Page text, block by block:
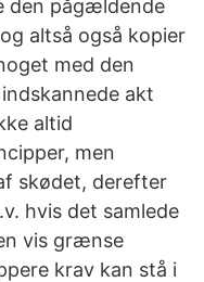
den pågældende
altså også kopier
med den
akt
altid
men
skødet, derefter
hvis det samlede
vis grænse
krav kan stå i